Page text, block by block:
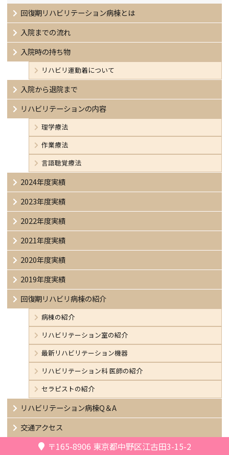
回復期リハビリテーション病棟とは
入院までの流れ
入院時の持ち物
リハビリ運動着について
入院から退院まで
リハビリテーションの内容
理学療法
作業療法
言語聴覚療法
2024年度実績
2023年度実績
2022年度実績
2021年度実績
2020年度実績
2019年度実績
回復期リハビリ病棟の紹介
病棟の紹介
リハビリテーション室の紹介
最新リハビリテーション機器
リハビリテーション科 医師の紹介
セラピストの紹介
リハビリテーション病棟Q＆A
交通アクセス
〒165-8906 東京都中野区江古田3-15-2